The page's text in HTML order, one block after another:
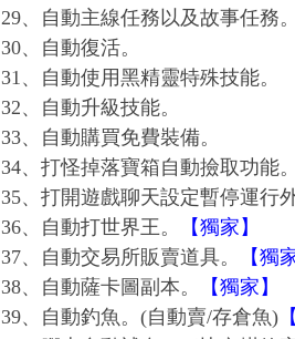
29、自動主線任務以及故事任務
30、自動復活。
31、自動使用黑精靈特殊技能。
32、自動升級技能。
33、自動購買免費裝備。
34、打怪掉落寶箱自動撿取功能
35、打開遊戲聊天設定暫停運行
36、自動打世界王。
【獨家】
37、自動交易所販賣道具。
【獨
38、自動薩卡圖副本。
【獨家】
39、自動釣魚。(自動賣/存倉魚)